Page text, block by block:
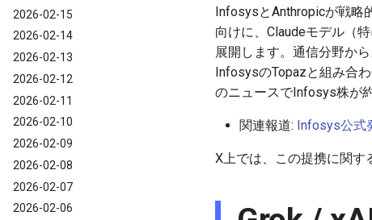
2026-02-15
2026-02-14
2026-02-13
2026-02-12
2026-02-11
2026-02-10
2026-02-09
2026-02-08
2026-02-07
2026-02-06
InfosysとAnthropicが戦略
向けに、Claudeモデル（
展開します。通信分野か
InfosysのTopazと組み合
のニュースでInfosys株が
関連報道: Infosys公式
X上では、この提携に関す